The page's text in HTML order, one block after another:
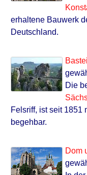
erhaltene Bauwerk
Deutschland.
Die
Felsriff, ist seit 1851
begehbar.
Dom